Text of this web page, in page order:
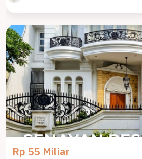
Rp 55 Miliar